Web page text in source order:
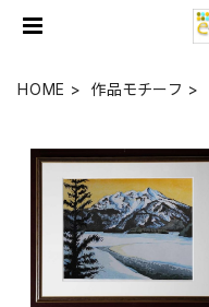
HOME 作品モチーフ